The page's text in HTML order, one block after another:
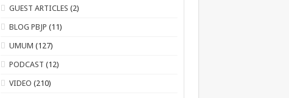
GUEST ARTICLES (2)
BLOG PBJP (11)
UMUM (127)
PODCAST (12)
VIDEO (210)